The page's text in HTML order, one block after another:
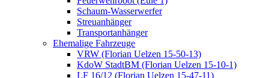
Schaum-Wasserwerfer
Streuanhänger
Transportanhänger
Ehemalige Fahrzeuge
VRW (Florian Uelzen 15-50-13)
KdoW StadtBM (Florian Uelzen 15-10-1)
LF 16/12 (Florian Uelzen 15-47-11)